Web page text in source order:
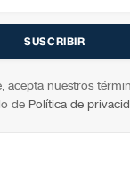
acepta nuestros
de Política de